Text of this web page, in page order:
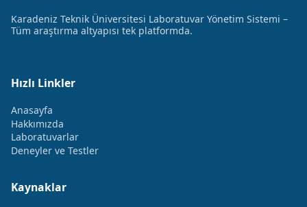
Karadeniz Teknik Üniversitesi Laboratuvar Yönetim Sistemi –
Tüm araştırma altyapısı tek platformda.
Hızlı Linkler
Anasayfa
Hakkımızda
Laboratuvarlar
Deneyler ve Testler
Kaynaklar